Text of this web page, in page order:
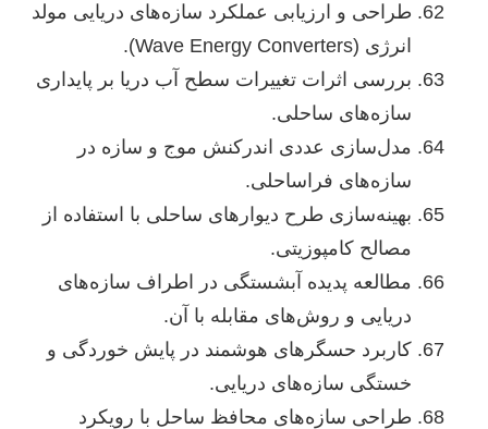
طراحی و ارزیابی عملکرد سازه‌های دریایی مولد
انرژی (Wave Energy Converters).
بررسی اثرات تغییرات سطح آب دریا بر پایداری
سازه‌های ساحلی.
مدل‌سازی عددی اندرکنش موج و سازه در
سازه‌های فراساحلی.
بهینه‌سازی طرح دیوارهای ساحلی با استفاده از
مصالح کامپوزیتی.
مطالعه پدیده آبشستگی در اطراف سازه‌های
دریایی و روش‌های مقابله با آن.
کاربرد حسگرهای هوشمند در پایش خوردگی و
خستگی سازه‌های دریایی.
طراحی سازه‌های محافظ ساحل با رویکرد